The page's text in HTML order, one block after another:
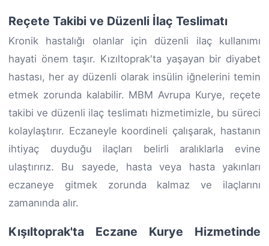
Reçete Takibi ve Düzenli İlaç Teslimatı
Kronik hastalığı olanlar için düzenli ilaç kullanımı
hayati önem taşır. Kızıltoprak'ta yaşayan bir diyabet
hastası, her ay düzenli olarak insülin iğnelerini temin
etmek zorunda kalabilir. MBM Avrupa Kurye, reçete
takibi ve düzenli ilaç teslimatı hizmetimizle, bu süreci
kolaylaştırır. Eczaneyle koordineli çalışarak, hastanın
ihtiyaç duyduğu ilaçları belirli aralıklarla evine
ulaştırırız. Bu sayede, hasta veya hasta yakınları
eczaneye gitmek zorunda kalmaz ve ilaçlarını
zamanında alır.
Kışıltoprak'ta Eczane Kurye Hizmetinde